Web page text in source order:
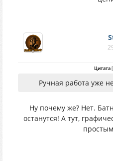
Цитата
Ручная работа уже
Ну почему же? Нет.
останутся! А тут,